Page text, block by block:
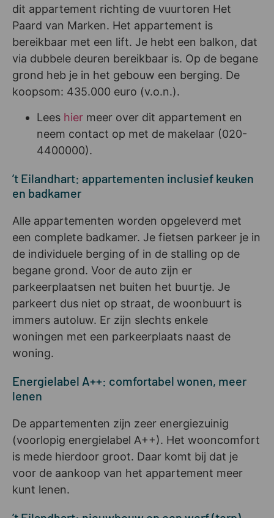
dit appartement richting de vuurtoren Het
Paard van Marken. Het appartement is
bereikbaar met een lift. Je hebt een balkon, dat
via dubbele deuren bereikbaar is. Op de begane
grond heb je in het gebouw een berging. De
koopsom: 435.000 euro (v.o.n.).
Lees hier meer over dit appartement en
neem contact op met de makelaar (020-
4400000).
’t Eilandhart: appartementen inclusief keuken
en badkamer
Alle appartementen worden opgeleverd met
een complete badkamer. Je fietsen parkeer je in
de individuele berging of in de stalling op de
begane grond. Voor de auto zijn er
parkeerplaatsen net buiten het buurtje. Je
parkeert dus niet op straat, de woonbuurt is
immers autoluw. Er zijn slechts enkele
woningen met een parkeerplaats naast de
woning.
Energielabel A++: comfortabel wonen, meer
lenen
De appartementen zijn zeer energiezuinig
(voorlopig energielabel A++). Het wooncomfort
is mede hierdoor groot. Daar komt bij dat je
voor de aankoop van het appartement meer
kunt lenen.